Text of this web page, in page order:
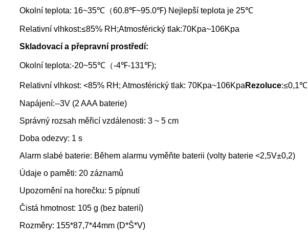
Okolní teplota: 16~35℃（60.8℉~95.0℉) Nejlepší teplota je 25℃
Relativní vlhkost:≤85% RH;Atmosférický tlak:70Kpa~106Kpa
Skladovací a přepravní prostředí:
Okolní teplota:-20~55℃（-4℉-131℉);
Relativní vlhkost: <85% RH; Atmosférický tlak: 70Kpa~106Kpa Rezoluce:≤0,1℃
Napájení:--3V (2 AAA baterie)
Správný rozsah měřicí vzdálenosti: 3 ~ 5 cm
Doba odezvy: 1 s
Alarm slabé baterie: Během alarmu vyměňte baterii (volty baterie <2,5V±0,2)
Údaje o paměti: 20 záznamů
Upozornění na horečku: 5 pípnutí
Čistá hmotnost: 105 g (bez baterií)
Rozměry: 155*87,7*44mm (D*Š*V)